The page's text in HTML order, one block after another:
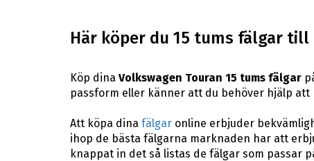
Här köper du 15 tums fälgar till
Köp dina Volkswagen Touran 15 tums fälgar
passform eller känner att du behöver hjälp
Att köpa dina fälgaronline erbjuder
ihop de bästa fälgarna marknaden har att
knappat in det så listas de fälgar som passar